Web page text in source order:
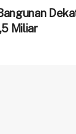
Miliar